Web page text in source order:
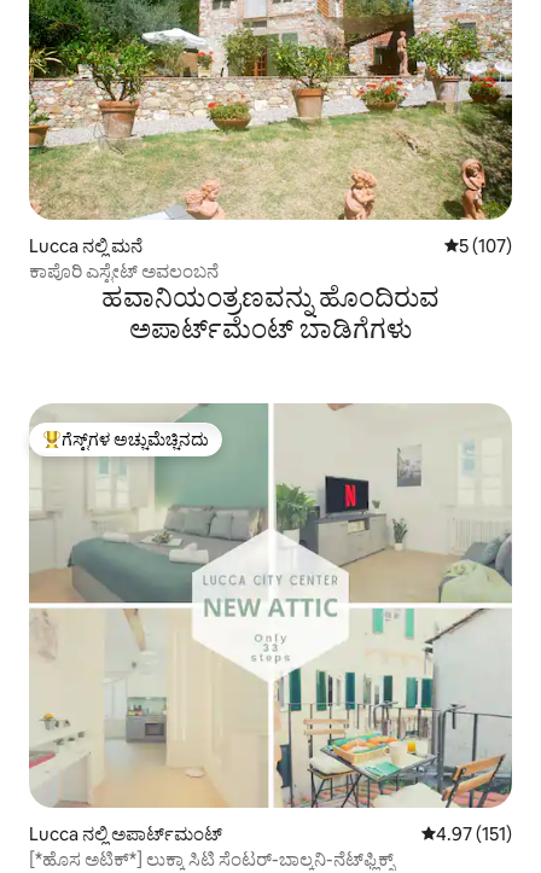
Lucca ನಲ್ಲಿ ಮನೆ 5 ರಲ್ಲಿ 5
5 (107)
ಕಾಪೊರಿ ಎಸ್ಟೇಟ್ ಅವಲಂಬನೆ
ಹವಾನಿಯಂತ್ರಣವನ್ನು ಹೊಂದಿರುವ
ಅಪಾರ್ಟ್‌ಮೆಂಟ್‌ ಬಾಡಿಗೆಗಳು
ಗೆಸ್ಟ್‌ಗಳಿಗೆ ಅತಿ ಹೆಚ್ಚು ಅಚ್ಚುಮೆಚ್ಚಿನದು
ಗೆಸ್ಟ್‌ಗಳ ಅಚ್ಚುಮೆಚ್ಚಿನದು
Lucca ನಲ್ಲಿ ಅಪಾರ್ಟ್‌ಮಂಟ್ 5 ರಲ್ಲಿ 4.97
4.97 (151)
[*ಹೊಸ ಅಟಿಕ್*] ಲುಕ್ಕಾ ಸಿಟಿ ಸೆಂಟರ್-ಬಾಲ್ಕನಿ-ನೆಟ್‌ಫ್ಲಿಕ್ಸ್